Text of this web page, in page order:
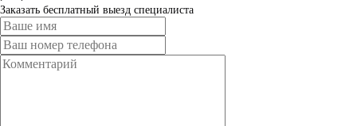
Заказать бесплатный выезд специалиста